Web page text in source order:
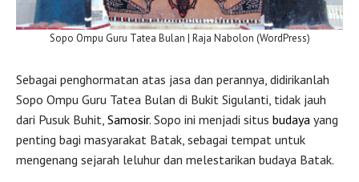
Sopo Ompu Guru Tatea Bulan | Raja Nabolon (WordPress)
Sebagai penghormatan atas jasa dan perannya, didirikanlah
Sopo Ompu Guru Tatea Bulan di Bukit Sigulanti, tidak jauh
dari Pusuk Buhit, Samosir. Sopo ini menjadi situs budaya yang
penting bagi masyarakat Batak, sebagai tempat untuk
mengenang sejarah leluhur dan melestarikan budaya Batak.